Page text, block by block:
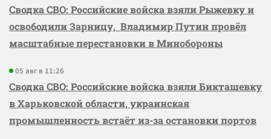
Сводка СВО: Российские войска взяли Рыжевку и
освободили Зарницу, Владимир Путин провёл
масштабные перестановки в Минобороны
05 авг в 11:26
Сводка СВО: Российские войска взяли Бикташевку
в Харьковской области, украинская
промышленность встаёт из-за остановки портов